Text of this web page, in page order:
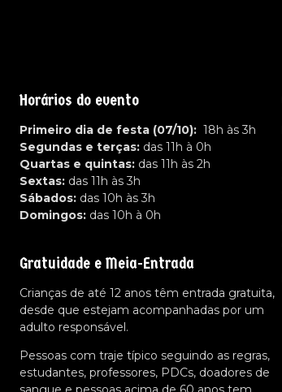
Horários do evento
Primeiro dia de festa (07/10): 18h às 3h
Segundas e terças: das 11h à 0h
Quartas e quintas: das 11h às 2h
Sextas: das 11h às 3h
Sábados: das 10h às 3h
Domingos: das 10h à 0h
Gratuidade e Meia-Entrada
Crianças de até 12 anos têm entrada gratuita,
desde que estejam acompanhadas por um
adulto responsável.
Pessoas com traje típico seguindo as regras,
estudantes, professores, PDCs, doadores de